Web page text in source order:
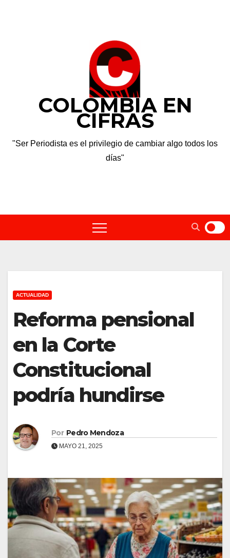
COLOMBIA EN
CIFRAS
"Ser Periodista es el privilegio de cambiar algo todos los
días"
ACTUALIDAD
Reforma pensional
en la Corte
Constitucional
podría hundirse
Por Pedro Mendoza
MAYO 21, 2025